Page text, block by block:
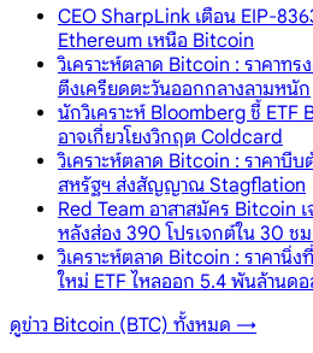
CEO SharpLink เตือน EIP-
Ethereum เหนือ Bitcoin
วิเคราะห์ตลาด Bitcoin : ราคาท
ตึงเครียดตะวันออกกลางลามหนัก
นักวิเคราะห์ Bloomberg ชี้ ETF
อาจเกี่ยวโยงวิกฤต Coldcard
วิเคราะห์ตลาด Bitcoin : ราคาบี
สหรัฐฯ ส่งสัญญาณ Stagflation
Red Team อาสาสมัคร Bitcoin
หลังส่อง 390 โปรเจกต์ใน 30 ช
วิเคราะห์ตลาด Bitcoin : ราคานิ่
ใหม่ ETF ไหลออก 5.4 พันล้านดอ
ดูข่าว Bitcoin (BTC) ทั้งหมด →